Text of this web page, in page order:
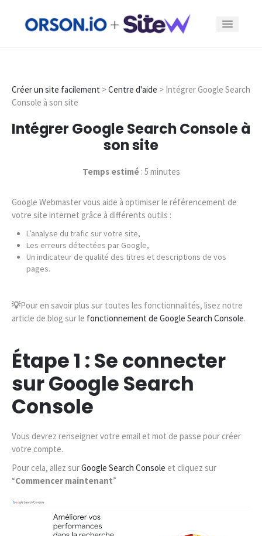
Offres
Exemples
Se connecter
Créer un site
Créer un site facilement >Centre d'aide > Intégrer Google Search
Console à son site
Intégrer Google Search Console à
son site
Temps estimé: 5 minutes
Google Webmaster vous aide à optimiser le référencement de
votre site internet grâce à différents outils :
L’analyse du trafic sur votre site,
Les erreurs détectées par Google,
Un indicateur de qualité des titres et descriptions de vos
pages.
💡Pour en savoir plus sur toutes les fonctionnalités, lisez notre
article de blog sur le fonctionnement de Google Search Console.
Étape 1 : Se connecter
sur Google Search
Console
Vous devrez renseigner votre email et mot de passe pour créer
votre compte.
Pour cela, allez surGoogle Search Console et cliquez sur
“Commencer maintenant”